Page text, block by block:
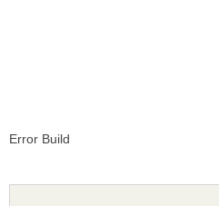
Error Build